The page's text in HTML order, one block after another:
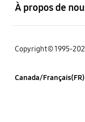
À propos de
Copyright© 1995-
Canada/Français(FR)